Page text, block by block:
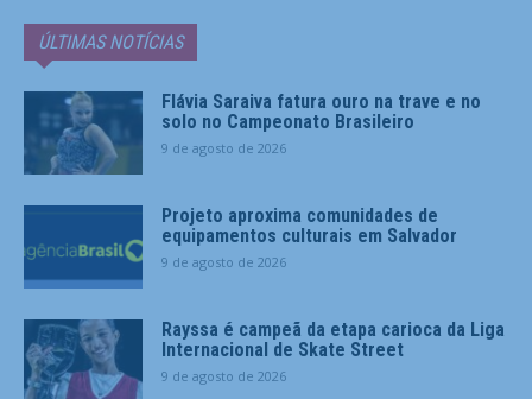
ÚLTIMAS NOTÍCIAS
Flávia Saraiva fatura ouro na trave e no
solo no Campeonato Brasileiro
9 de agosto de 2026
Projeto aproxima comunidades de
equipamentos culturais em Salvador
9 de agosto de 2026
Rayssa é campeã da etapa carioca da Liga
Internacional de Skate Street
9 de agosto de 2026